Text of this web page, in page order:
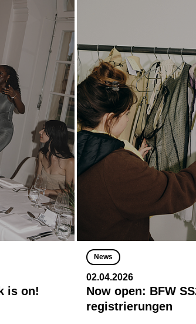
is on!
News
02.04.2026
Now open: BFW
registrierungen